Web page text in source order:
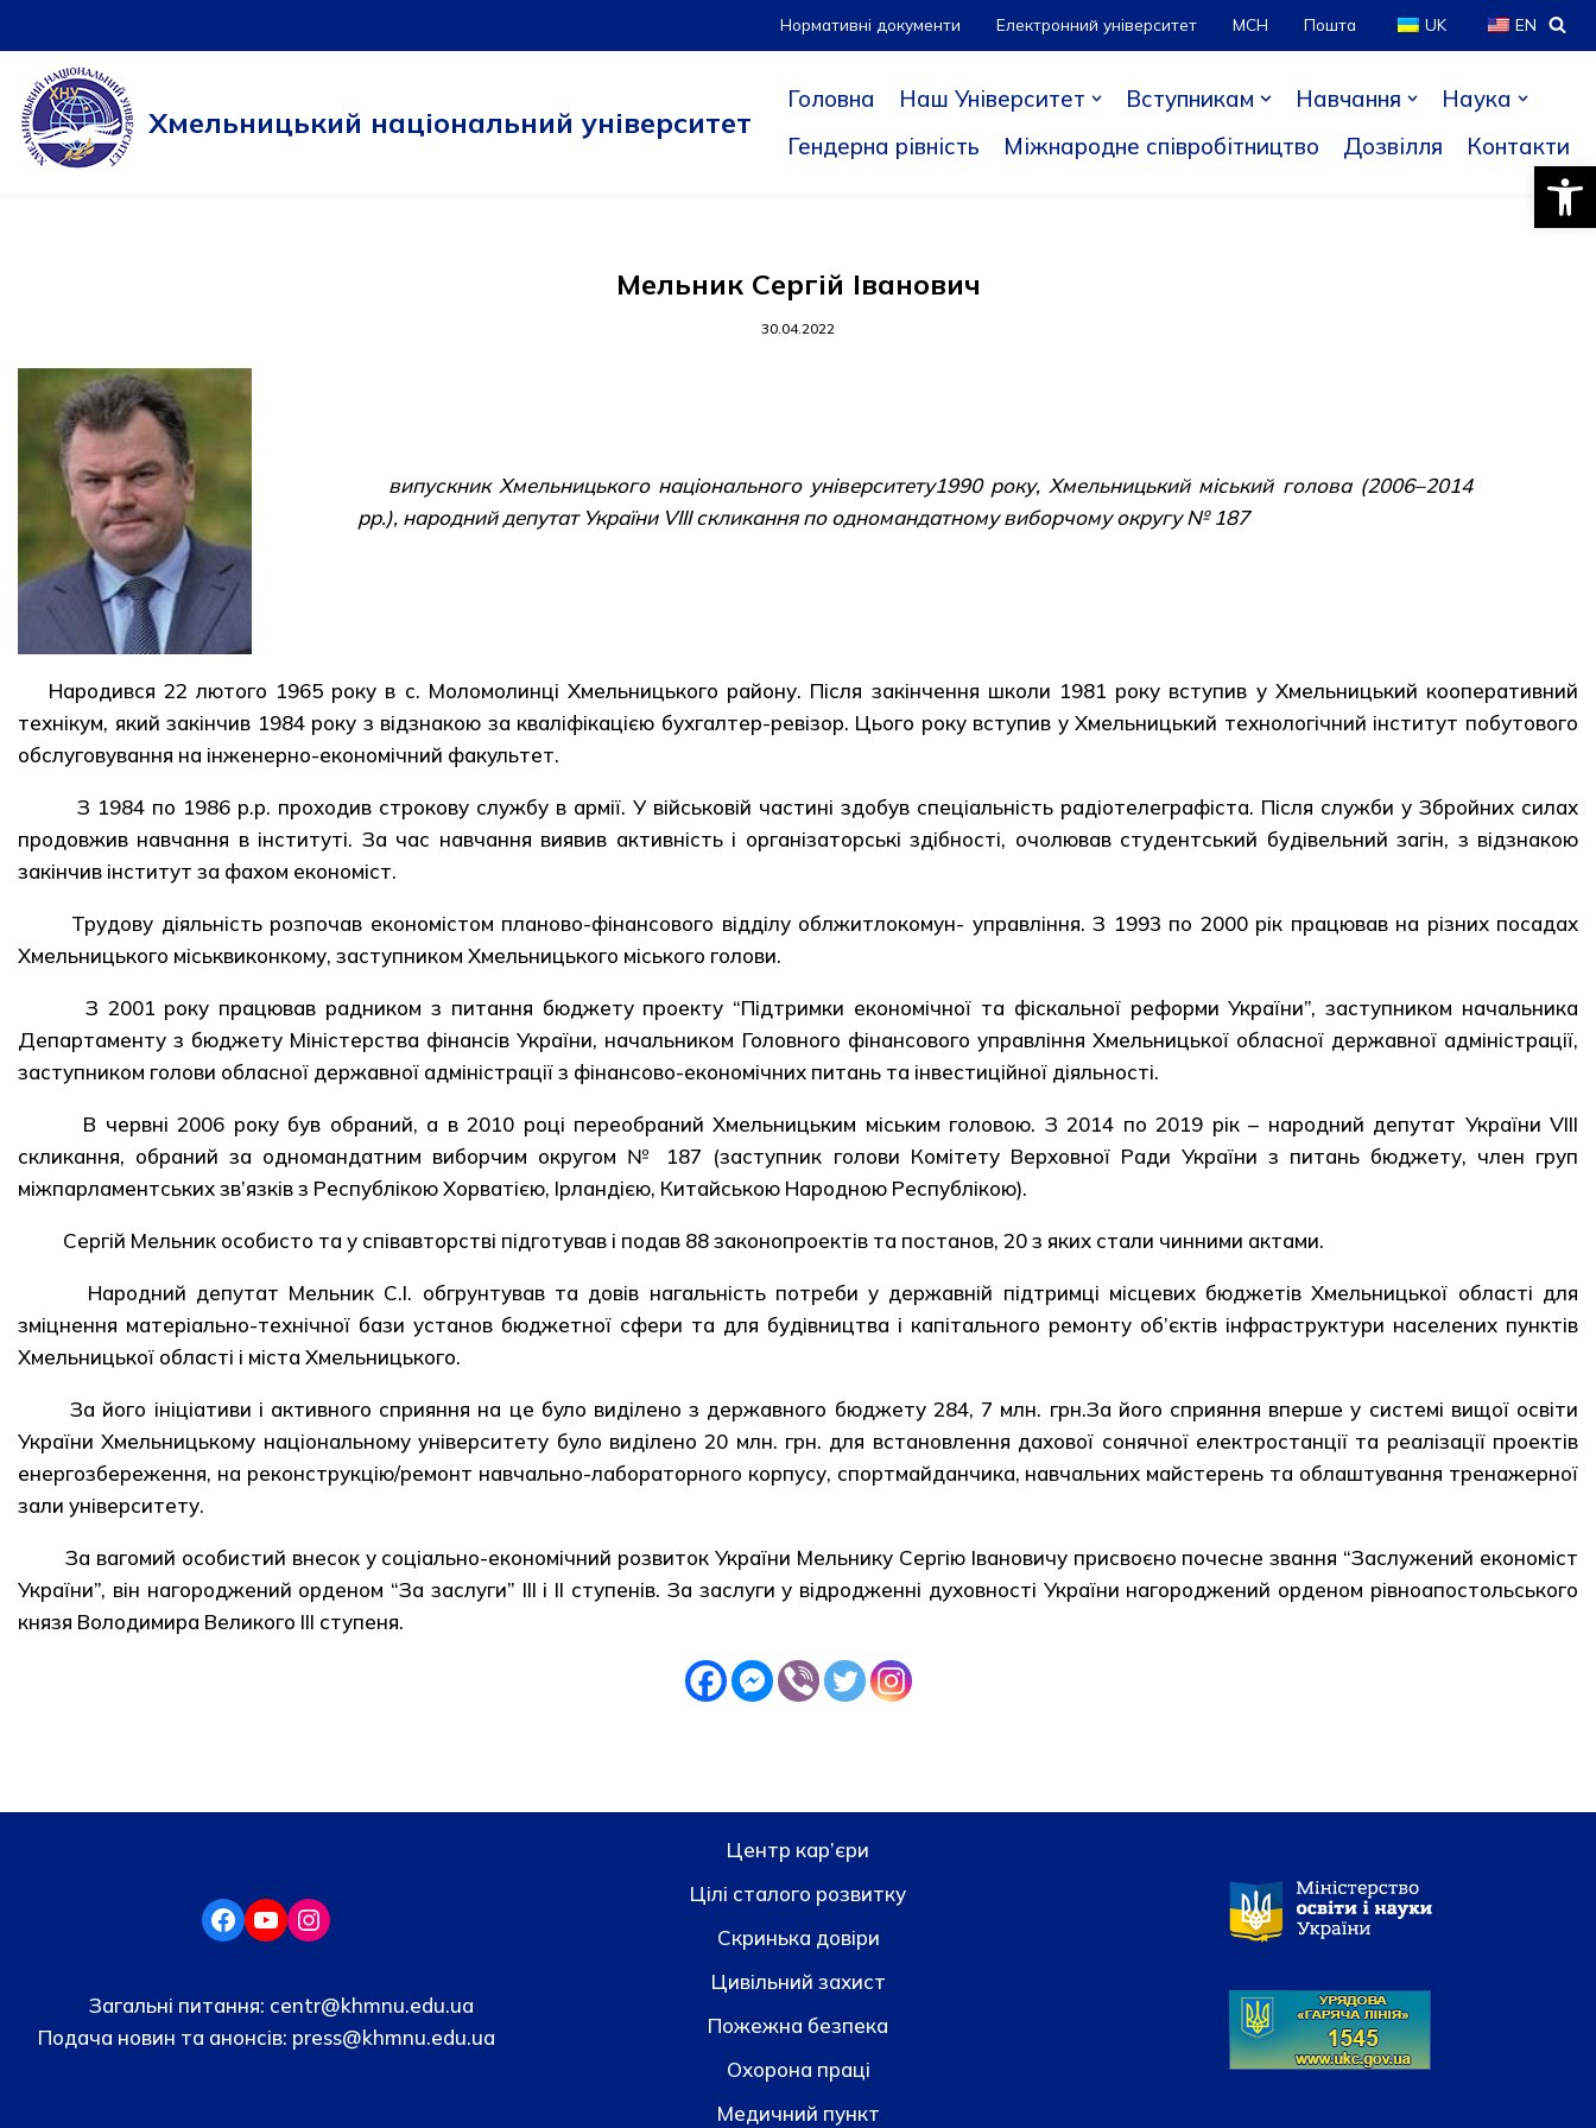
Перейти
до
вмісту
Нормативні документи Електронний університет МСН Пошта UK EN
Хмельницький національний університет
Головна Наш Університет Вступникам Навчання
Наука
Гендерна рівність
Міжнародне співробітництво Дозвілля Контакти
Мельник Сергій Іванович
30.04.2022
випускник Хмельницького національного університету1990 року, Хмельницький міський голова (2006–2014
рр.), народний депутат України VІІІ скликання по одномандатному виборчому округу № 187
Народився 22 лютого 1965 року в с. Моломолинці Хмельницького району. Після закінчення школи 1981 року вступив у Хмельницький кооперативний
технікум, який закінчив 1984 року з відзнакою за кваліфікацією бухгалтер-ревізор. Цього року вступив у Хмельницький технологічний інститут побутового
обслуговування на інженерно-економічний факультет.
З 1984 по 1986 р.р. проходив строкову службу в армії. У військовій частині здобув спеціальність радіотелеграфіста. Після служби у Збройних силах
продовжив навчання в інституті. За час навчання виявив активність і організаторські здібності, очолював студентський будівельний загін, з відзнакою
закінчив інститут за фахом економіст.
Трудову діяльність розпочав економістом планово-фінансового відділу облжитлокомун- управління. З 1993 по 2000 рік працював на різних посадах
Хмельницького міськвиконкому, заступником Хмельницького міського голови.
З 2001 року працював радником з питання бюджету проекту “Підтримки економічної та фіскальної реформи України”, заступником начальника
Департаменту з бюджету Міністерства фінансів України, начальником Головного фінансового управління Хмельницької обласної державної адміністрації,
заступником голови обласної державної адміністрації з фінансово-економічних питань та інвестиційної діяльності.
В червні 2006 року був обраний, а в 2010 році переобраний Хмельницьким міським головою. З 2014 по 2019 рік – народний депутат України VІІІ
скликання, обраний за одномандатним виборчим округом № 187 (заступник голови Комітету Верховної Ради України з питань бюджету, член груп
міжпарламентських зв’язків з Республікою Хорватією, Ірландією, Китайською Народною Республікою).
Сергій Мельник особисто та у співавторстві підготував і подав 88 законопроектів та постанов, 20 з яких стали чинними актами.
Народний депутат Мельник С.І. обгрунтував та довів нагальність потреби у державній підтримці місцевих бюджетів Хмельницької області для
зміцнення матеріально-технічної бази установ бюджетної сфери та для будівництва і капітального ремонту об’єктів інфраструктури населених пунктів
Хмельницької області і міста Хмельницького.
За його ініціативи і активного сприяння на це було виділено з державного бюджету 284, 7 млн. грн.За його сприяння вперше у системі вищої освіти
України Хмельницькому національному університету було виділено 20 млн. грн. для встановлення дахової сонячної електростанції та реалізації проектів
енергозбереження, на реконструкцію/ремонт навчально-лабораторного корпусу, спортмайданчика, навчальних майстерень та облаштування тренажерної
зали університету.
За вагомий особистий внесок у соціально-економічний розвиток України Мельнику Сергію Івановичу присвоєно почесне звання “Заслужений економіст
України”, він нагороджений орденом “За заслуги” ІІІ і ІІ ступенів. За заслуги у відродженні духовності України нагороджений орденом рівноапостольського
князя Володимира Великого ІІІ ступеня.
Загальні питання: centr@khmnu.edu.ua
Подача новин та анонсів: press@khmnu.edu.ua
Центр кар’єри
Цілі сталого розвитку
Скринька довiри
Цивільний захист
Пожежна безпека
Охорона праці
Медичний пункт